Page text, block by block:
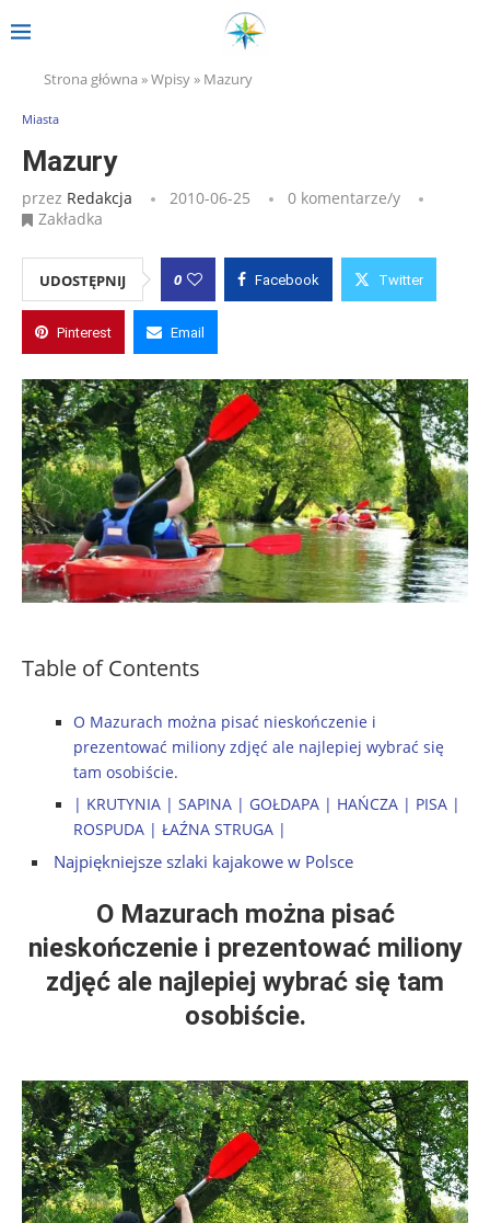
Strona główna »Wpisy» Mazury
Miasta
Mazury
przez Redakcja 2010-06-25
0 komentarze/y
Zakładka
UDOSTĘPNIJ 0 Facebook Twitter
Pinterest Email
Table of Contents
O Mazurach można pisać nieskończenie i
prezentować miliony zdjęć ale najlepiej wybrać się
tam osobiście.
| KRUTYNIA | SAPINA | GOŁDAPA | HAŃCZA | PISA |
ROSPUDA | ŁAŹNA STRUGA |
Najpiękniejsze szlaki kajakowe w Polsce
O Mazurach można pisać
nieskończenie i prezentować miliony
zdjęć ale najlepiej wybrać się tam
osobiście.